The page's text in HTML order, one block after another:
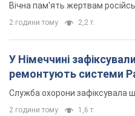
Вічна пам'ять жертвам
2 години тому 2,2 т.
У Німеччині
ремонтують системи
Служба охорони зафіксувала
2 години тому 1,6 т.